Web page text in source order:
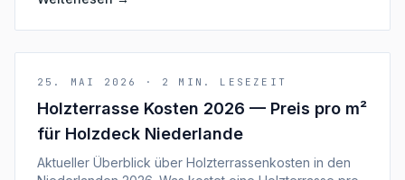
25. MAI 2026 · 2 MIN. LESEZEIT
Holzterrasse Kosten 2026 — Preis pro m²
für Holzdeck Niederlande
Aktueller Überblick über Holzterrassenkosten in den